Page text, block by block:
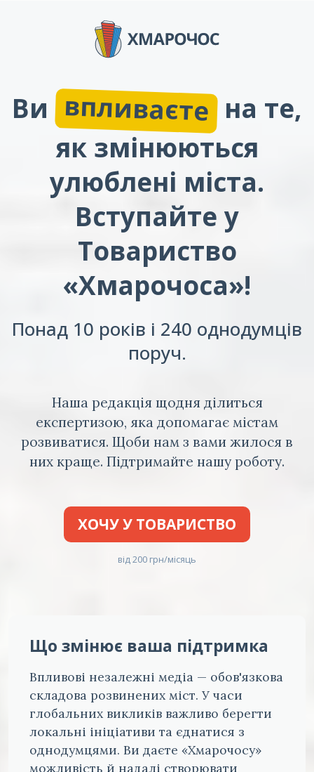
Ви впливаєте на те,
як змінюються
улюблені міста.
Вступайте у
Товариство
«Хмарочоса»!
Понад 10 років і 240 однодумців
поруч.
Наша редакція щодня ділиться
експертизою, яка допомагає містам
розвиватися. Щоби нам з вами жилося в
них краще. Підтримайте нашу роботу.
ХОЧУ У ТОВАРИСТВО
від 200 грн/місяць
Що змінює ваша підтримка
Впливові незалежні медіа — обов'язкова
складова розвинених міст. У часи
глобальних викликів важливо берегти
локальні ініціативи та єднатися з
однодумцями. Ви даєте «Хмарочосу»
можливість й надалі створювати